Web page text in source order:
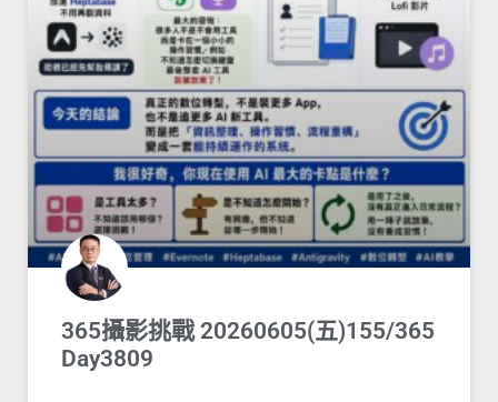
365攝影挑戰 20260605(五)155/365
Day3809